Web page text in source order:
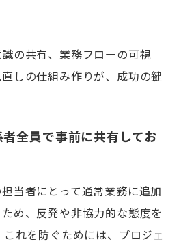
の共有、業務フローの可視
しの仕組み作りが、成功の鍵
全員で事前に共有してお
当者にとって通常業務に追加
め、反発や非協力的な態度を
れを防ぐためには、プロジェ